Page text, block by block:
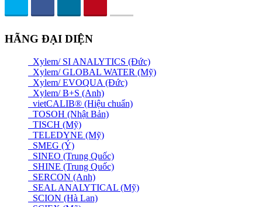
HÃNG ĐẠI DIỆN
Xylem/ SI ANALYTICS (Đức)
Xylem/ GLOBAL WATER (Mỹ)
Xylem/ EVOQUA (Đức)
Xylem/ B+S (Anh)
vietCALIB® (Hiệu chuẩn)
TOSOH (Nhật Bản)
TISCH (Mỹ)
TELEDYNE (Mỹ)
SMEG (Ý)
SINEO (Trung Quốc)
SHINE (Trung Quốc)
SERCON (Anh)
SEAL ANALYTICAL (Mỹ)
SCION (Hà Lan)